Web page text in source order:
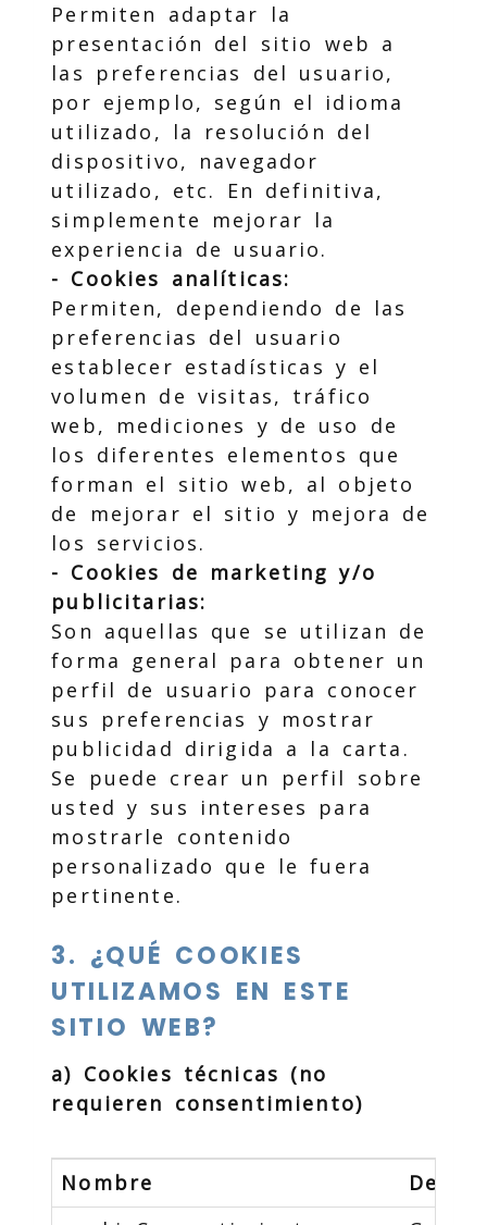
Permiten adaptar la
presentación del sitio web a
las preferencias del usuario,
por ejemplo, según el idioma
utilizado, la resolución del
dispositivo, navegador
utilizado, etc. En definitiva,
simplemente mejorar la
experiencia de usuario.
- Cookies analíticas:
Permiten, dependiendo de las
preferencias del usuario
establecer estadísticas y el
volumen de visitas, tráfico
web, mediciones y de uso de
los diferentes elementos que
forman el sitio web, al objeto
de mejorar el sitio y mejora de
los servicios.
- Cookies de marketing y/o
publicitarias:
Son aquellas que se utilizan de
forma general para obtener un
perfil de usuario para conocer
sus preferencias y mostrar
publicidad dirigida a la carta.
Se puede crear un perfil sobre
usted y sus intereses para
mostrarle contenido
personalizado que le fuera
pertinente.
3. ¿QUÉ COOKIES
UTILIZAMOS EN ESTE
SITIO WEB?
a) Cookies técnicas (no
requieren consentimiento)
Nombre